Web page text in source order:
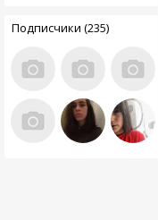
Подписчики (235)